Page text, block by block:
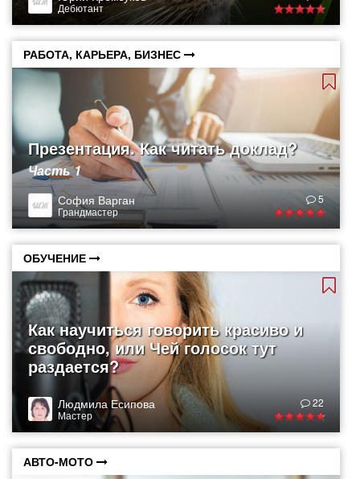
Дебютант
РАБОТА, КАРЬЕРА, БИЗНЕС
Презентация. Как читать доклад?
Часть 1
София Варган
Грандмастер
5
ОБУЧЕНИЕ
Как научиться говорить красиво и
свободно, или Чей голосок тут
раздается?
Людмила Есипова
Мастер
22
АВТО-МОТО